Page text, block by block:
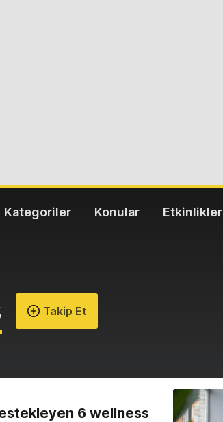
Kategoriler Konular Etkinlikler
Takip Et
6 wellness